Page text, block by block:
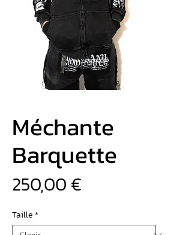
Méchante
Barquette
250,00 €
Taille*